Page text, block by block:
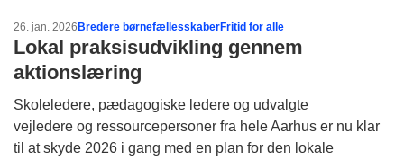
26. jan. 2026Bredere børnefællesskaberFritid for alle
Lokal praksisudvikling gennem
aktionslæring
Skoleledere, pædagogiske ledere og udvalgte
vejledere og ressourcepersoner fra hele Aarhus er nu klar
til at skyde 2026 i gang med en plan for den lokale